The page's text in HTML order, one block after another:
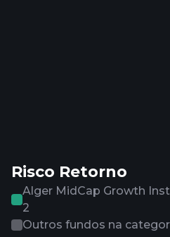
Risco Retorno
Alger MidCap Growth
2
Outros fundos na